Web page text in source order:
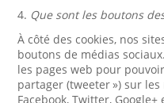
4. Que sont les boutons
À côté des cookies, nos
boutons de médias
les pages web pour
partager (tweeter ») sur
Facebook, Twitter,